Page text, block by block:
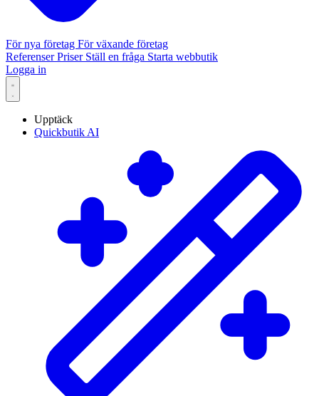
För nya företag För växande företag
ReferenserPriser Ställ en fråga Starta webbutik
Logga in
Upptäck
Quickbutik AI